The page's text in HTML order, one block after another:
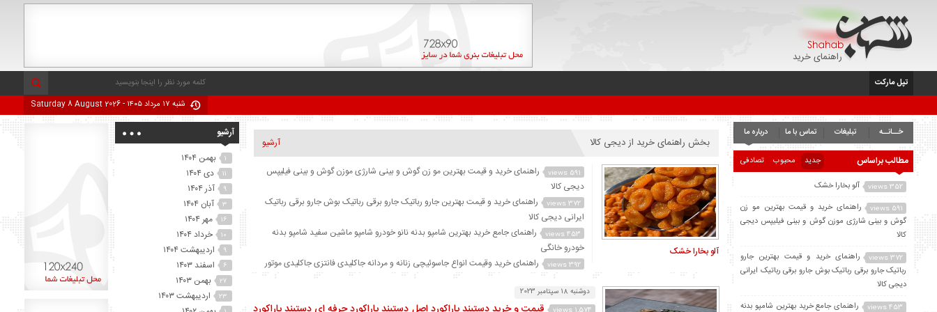
راهنمای خرید
تپل مارکت
شنبه ۱۷ مرداد ۱۴۰۵ - Saturday 8 August 2026
بخش راهنمای خرید از دیجی کالا آرشیو
آلو بخارا خشک
591 views
راهنمای خرید و قیمت بهترین مو زن گوش و بینی شارژی موزن گوش و بینی فیلیپس
دیجی کالا
372 views
راهنمای خرید و قیمت بهترین جارو رباتیک جارو برقی رباتیک بوش جارو برقی رباتیک
ایرانی دیجی کالا
453 views
راهنمای جامع خرید بهترین شامپو بدنه نانو خودرو شامپو ماشین سفید شامپو بدنه
خودرو خانگی
392 views
راهنمای خرید وقیمت انواع جاسوئیچی زنانه و مردانه جاکلیدی فانتزی جاکلیدی موتور
دیجی کالا
379 views
قیمت و خرید جلبک اسپیرولینا اصل پودر جلبک اسپیرولینا دیجی کالا پودر جلبک
اسپیرولینا با بهترین قیمت
دوشنبه 18 سپتامبر 2023
خــانــه تبلیغات تماس با ما درباره ما
مطالب براساس جدید محبوب تصادفی
352 views آلو بخارا خشک
591 views
راهنمای خرید و قیمت بهترین مو زن
گوش و بینی شارژی موزن گوش و بینی فیلیپس دیجی
کالا
372 views
راهنمای خرید و قیمت بهترین جارو
رباتیک جارو برقی رباتیک بوش جارو برقی رباتیک ایرانی
دیجی کالا
453 views
راهنمای جامع خرید بهترین شامپو بدنه
آرشیو
بهمن ۱۴۰۴
دی ۱۴۰۴
آذر ۱۴۰۴
آبان ۱۴۰۴ ۳
مهر ۱۴۰۴ ۱۶
خرداد ۱۴۰۴
اردیبهشت ۱۴۰۴
اسفند ۱۴۰۳ ۶
بهمن ۱۴۰۳ ۲۷
اردیبهشت ۱۴۰۳ ۲۳